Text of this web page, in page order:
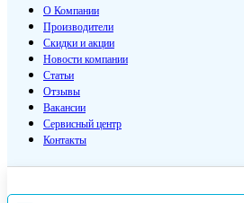
О Компании
Производители
Скидки и акции
Новости компании
Статьи
Отзывы
Вакансии
Сервисный центр
Контакты